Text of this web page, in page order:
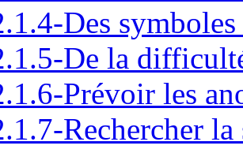
Des
De la
Prévoir les
Rechercher